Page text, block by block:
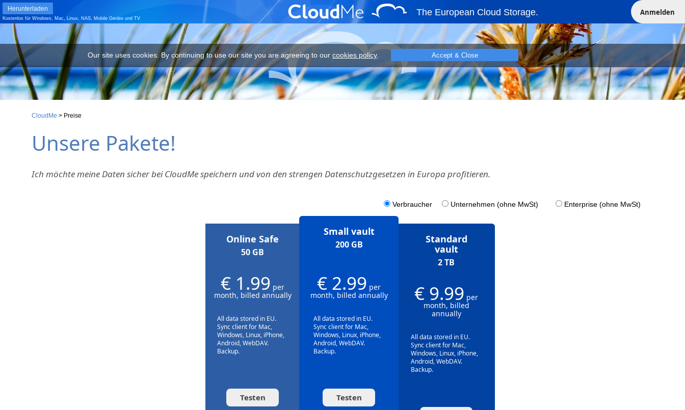
Our site uses cookies. By continuing to use our site you are agreeing to our cookies policy.
Our site uses cookies. By continuing to use our site you are agreeing to our cookies policy Accept & Close
Herunterladen
Kostenlos für Windows, Mac, Linux, NAS, Mobile Geräte und TV
The European Cloud Storage. Anmelden
CloudMe > Preise
Unsere Pakete!
Ich möchte meine Daten sicher bei CloudMe speichern und von den strengen Datenschutzgesetzen in Europa profitieren.
Verbraucher Unternehmen (ohne MwSt) Enterprise (ohne MwSt)
Online Safe
50 GB
€ 1.99 per
month, billed annually
All data stored in EU.
Sync client for Mac,
Windows, Linux, iPhone,
Android, WebDAV.
Backup.
Testen
Small vault
200 GB
€ 2.99 per
month, billed annually
All data stored in EU.
Sync client for Mac,
Windows, Linux, iPhone,
Android, WebDAV.
Backup.
Testen
Standard
vault
2 TB
€ 9.99 per
month, billed
annually
All data stored in EU.
Sync client for Mac,
Windows, Linux, iPhone,
Android, WebDAV.
Backup.